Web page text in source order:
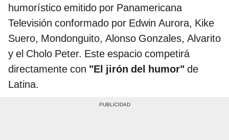
humorístico emitido por Panamericana
Televisión conformado por Edwin Aurora, Kike
Suero, Mondonguito, Alonso Gonzales, Alvarito
y el Cholo Peter. Este espacio competirá
directamente con "El jirón del humor" de
Latina.